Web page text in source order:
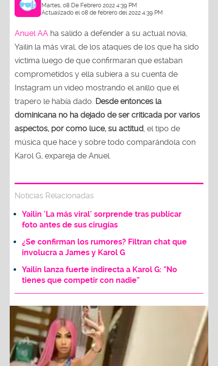
Martes, 08 De Febrero 2022 4:39 PM
Actualizado el 08 de febrero del 2022 4:39 PM
Anuel AA ha salido a defender a su actual novia,
Yailin la más viral, de los ataques de los que ha sido
víctima luego de que confirmaran que estaban
comprometidos y ella subiera a su cuenta de
Instagram un video mostrando el anillo que el
trapero le había dado. Desde entonces la
dominicana no ha dejado de ser criticada por varios
aspectos, por como luce, su actitud , el tipo de
música que hace y sobre todo comparándola con
Karol G, expareja de Anuel.
Noticias Relacionadas
Yailin 'La más viral' sorprende tras publicar
foto antes de sus cirugías
¿Se confirman los rumores? Filtran chat que
involucra a James y Karol G
Yailin lanza fuerte indirecta a Karol G: "No
tienes que competir con nadie"